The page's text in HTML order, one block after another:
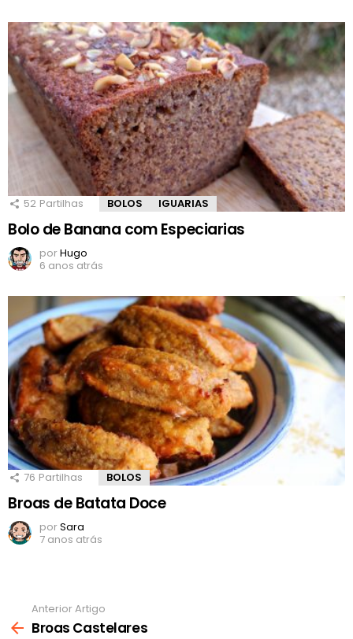
52 Partilhas BOLOS IGUARIAS
Bolo de Banana com Especiarias
porHugo
6 anos atrás
76 Partilhas BOLOS
Broas de Batata Doce
porSara
7 anos atrás
mais
Anterior Artigo
Broas Castelares